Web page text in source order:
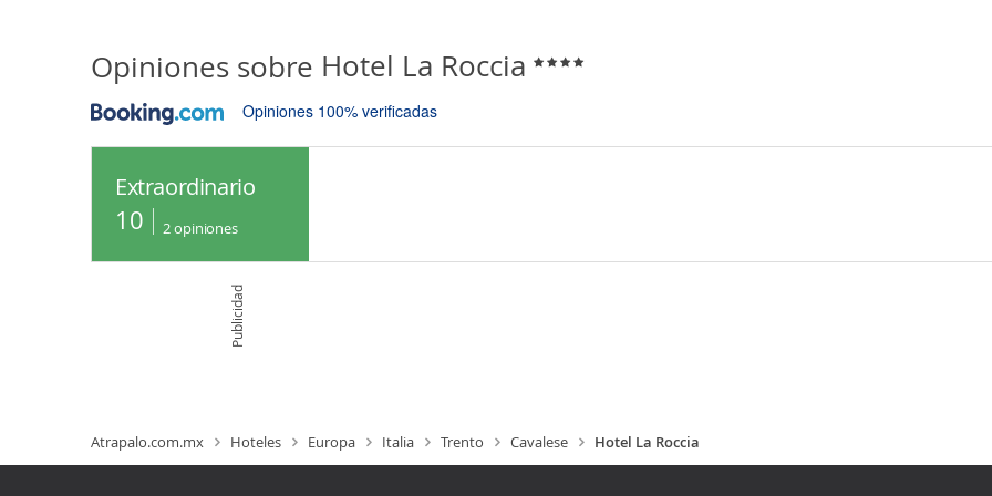
Opiniones sobre Hotel La Roccia
Opiniones 100% verificadas
Extraordinario
10 2 opiniones
Publicidad
Atrapalo.com.mx Hoteles Europa Italia Trento Cavalese Hotel La Roccia